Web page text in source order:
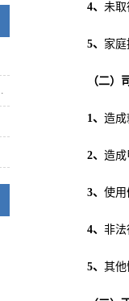
4、 未取
5、 家
（二）
1、 造成
2、 造成
3、 使用
4、 非法
5、 其他